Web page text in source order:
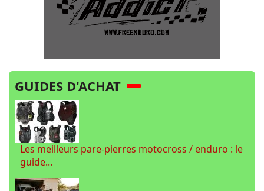
GUIDES D'ACHAT
Les meilleurs pare-pierres motocross / enduro : le
guide...